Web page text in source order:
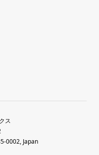
ス
0002, Japan